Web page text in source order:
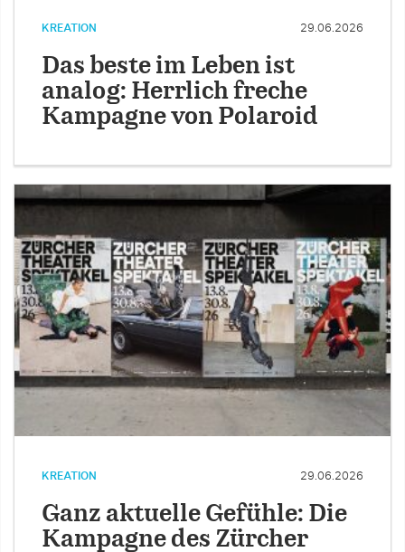
KREATION 29.06.2026
Das beste im Leben ist
analog: Herrlich freche
Kampagne von Polaroid
KREATION 29.06.2026
Ganz aktuelle Gefühle: Die
Kampagne des Zürcher